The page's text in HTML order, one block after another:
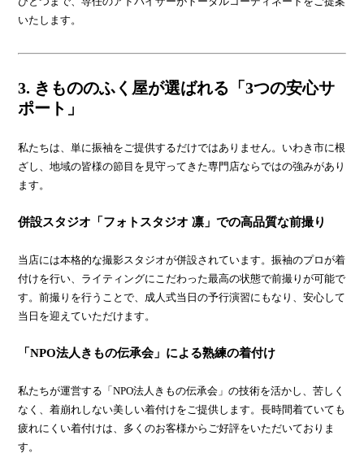
いたします。
3. きもののふく屋が選ばれる「3つの安心サ
ポート」
私たちは、単に振袖をご提供するだけではありません。いわき市に根
ざし、地域の皆様の節目を見守ってきた専門店ならではの強みがあり
ます。
併設スタジオ「フォトスタジオ 凛」での高品質な前撮り
当店には本格的な撮影スタジオが併設されています。振袖のプロが着
付けを行い、ライティングにこだわった最高の状態で前撮りが可能で
す。前撮りを行うことで、成人式当日の予行演習にもなり、安心して
当日を迎えていただけます。
「NPO法人きもの伝承会」による熟練の着付け
私たちが運営する「NPO法人きもの伝承会」の技術を活かし、苦しく
なく、着崩れしない美しい着付けをご提供します。長時間着ていても
疲れにくい着付けは、多くのお客様からご好評をいただいておりま
す。